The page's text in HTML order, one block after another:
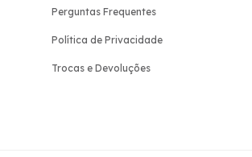
Perguntas Frequentes
Política de Privacidade
Trocas e Devoluções